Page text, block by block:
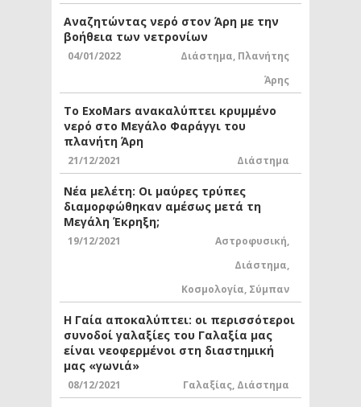
Αναζητώντας νερό στον Άρη με την
βοήθεια των νετρονίων
04/01/2022 Διάστημα, Πλανήτης
Άρης
Το ExoMars ανακαλύπτει κρυμμένο
νερό στο Μεγάλο Φαράγγι του
πλανήτη Άρη
21/12/2021 Διάστημα
Νέα μελέτη: Οι μαύρες τρύπες
διαμορφώθηκαν αμέσως μετά τη
Μεγάλη Έκρηξη;
19/12/2021 Αστροφυσική,
Διάστημα,
Κοσμολογία, Σύμπαν
Η Γαία αποκαλύπτει: οι περισσότεροι
συνοδοί γαλαξίες του Γαλαξία μας
είναι νεοφερμένοι στη διαστημική
μας «γωνιά»
08/12/2021 Γαλαξίας, Διάστημα